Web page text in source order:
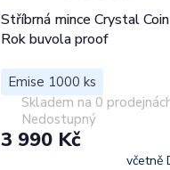
Stříbrná mince Crystal
Rok buvola proof
Emise 1000 ks
Skladem na 0
Nedostupný
3 990 Kč
včetně